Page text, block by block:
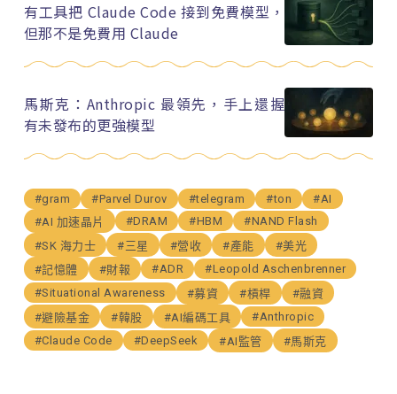
有工具把 Claude Code 接到免費模型，
但那不是免費用 Claude
馬斯克：Anthropic 最領先，手上還握
有未發布的更強模型
#gram #Parvel Durov #telegram #ton
#AI
#AI 加速晶片
#DRAM #HBM
#NAND Flash
#SK 海力士
#三星 #營收 #產能
#美光
#記憶體
#財報 #ADR
#Leopold Aschenbrenner
#Situational Awareness
#募資 #槓桿
#融資
#避險基金
#韓股 #AI編碼工具
#Anthropic
#Claude Code
#DeepSeek #AI監管 #馬斯克